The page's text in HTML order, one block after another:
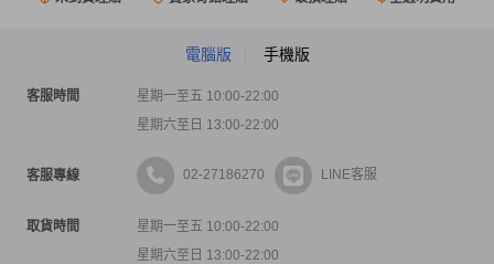
電腦版 手機版
客服時間
星期一至五 10:00-22:00
星期六至日 13:00-22:00
客服專線 02-27186270 LINE客服
取貨時間
星期一至五 10:00-22:00
星期六至日 13:00-22:00